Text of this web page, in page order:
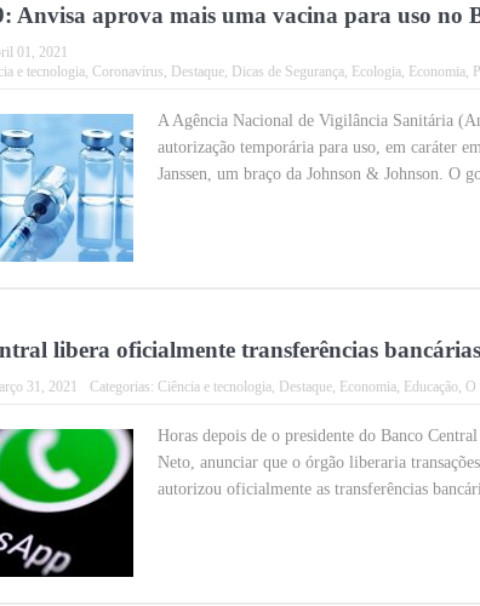
Anvisa aprova mais uma vacina para uso no
01, 2021
e tecnologia, Coronavírus, Destaque, Dicas de Segurança, Ecologia, Economia,
A Agência Nacional de Vigilância Sanitária
autorização temporária para uso, em caráter
Janssen, um braço da Johnson & Johnson. O
libera oficialmente transferências
31, 2021 Categorias: Ciência e tecnologia, Destaque, Economia, Educação, O
Horas depois de o presidente do Banco
Neto, anunciar que o órgão liberaria
autorizou oficialmente as transferências